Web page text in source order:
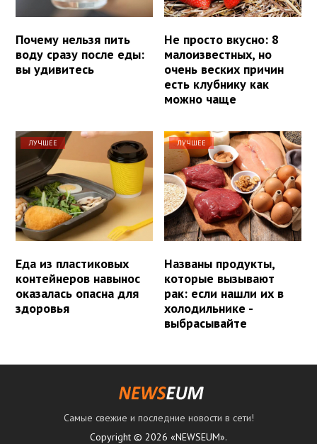
Почему нельзя пить
воду сразу после еды:
вы удивитесь
Не просто вкусно: 8
малоизвестных, но
очень веских причин
есть клубнику как
можно чаще
ЛУЧШЕЕ
Еда из пластиковых
контейнеров навынос
оказалась опасна для
здоровья
ЛУЧШЕЕ
Названы продукты,
которые вызывают
рак: если нашли их в
холодильнике -
выбрасывайте
Самые свежие и последние новости в сети!
Copyright © 2026 «NEWSEUM».